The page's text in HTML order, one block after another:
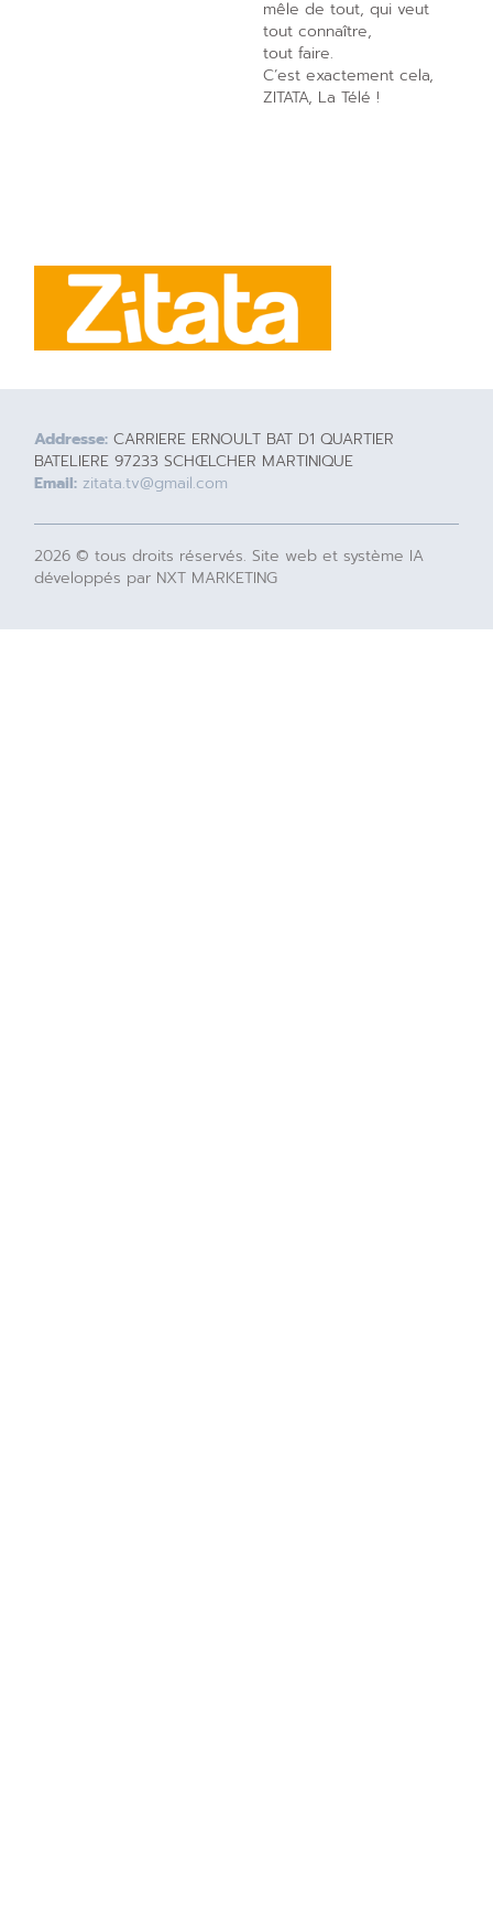
mêle de tout, qui veut
tout connaître,
tout faire.
C’est exactement cela,
ZITATA, La Télé !
Addresse: CARRIERE ERNOULT BAT D1 QUARTIER
BATELIERE 97233 SCHŒLCHER MARTINIQUE
Email: zitata.tv@gmail.com
2026 © tous droits réservés. Site web et système IA
développés par NXT MARKETING